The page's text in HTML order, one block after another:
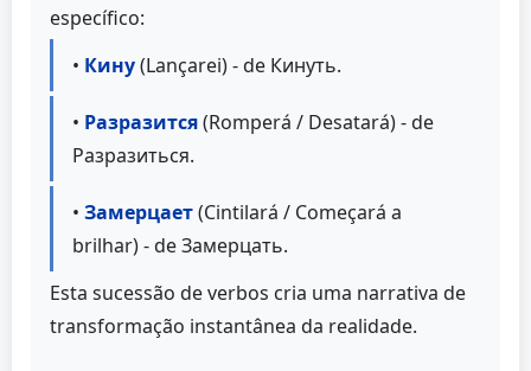
específico:
• Кину(Lançarei) - de Кинуть.
• Разразится(Romperá / Desatará) - de
Разразиться.
• Замерцает(Cintilará / Começará a
brilhar) - de Замерцать.
Esta sucessão de verbos cria uma narrativa de
transformação instantânea da realidade.